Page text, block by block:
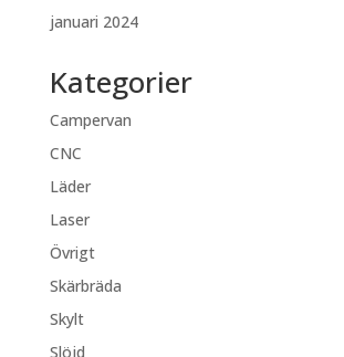
januari 2024
Kategorier
Campervan
CNC
Läder
Laser
Övrigt
Skärbräda
Skylt
Slöjd